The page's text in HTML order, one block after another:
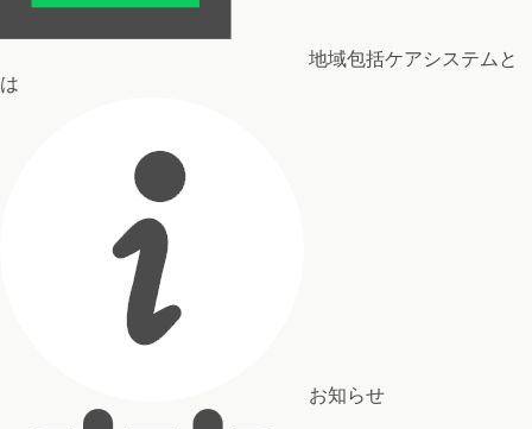
地域包括ケアシステムと
は
お知らせ